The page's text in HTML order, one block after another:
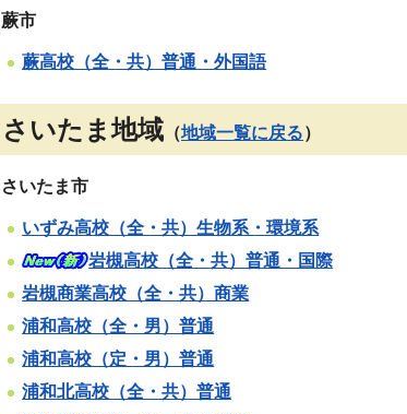
蕨市
蕨高校（全・共）普通・外国語
さいたま地域 （地域一覧に戻る）
さいたま市
いずみ高校（全・共）生物系・環境系
岩槻高校（全・共）普通・国際
岩槻商業高校（全・共）商業
浦和高校（全・男）普通
浦和高校（定・男）普通
浦和北高校（全・共）普通